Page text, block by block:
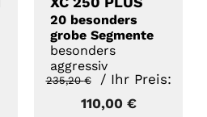
20 besonders
grobe Segmente
besonders
aggressiv
235,20€
Ursprünglicher
Preis
/ Ihr Preis:
110,00 €Aktueller